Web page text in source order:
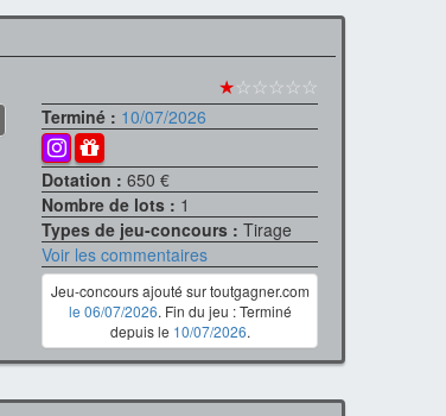
★☆☆☆☆☆
Terminé : 10/07/2026
Dotation :650 €
Nombre de lots : 1
Types de jeu-concours :Tirage
Voir les commentaires
Jeu-concours ajouté sur toutgagner.com
le 06/07/2026. Fin du jeu : Terminé
depuis le 10/07/2026.